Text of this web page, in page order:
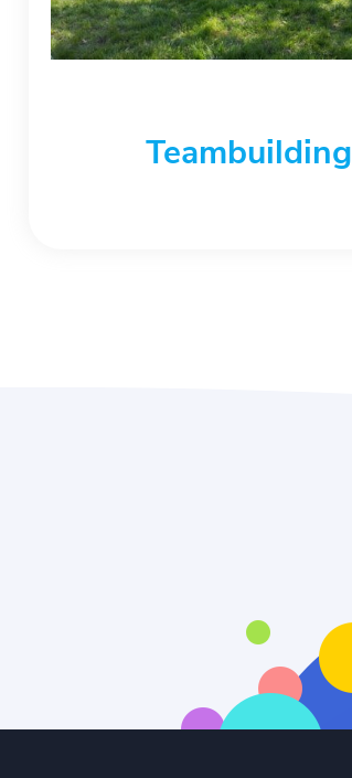
Teambuilding